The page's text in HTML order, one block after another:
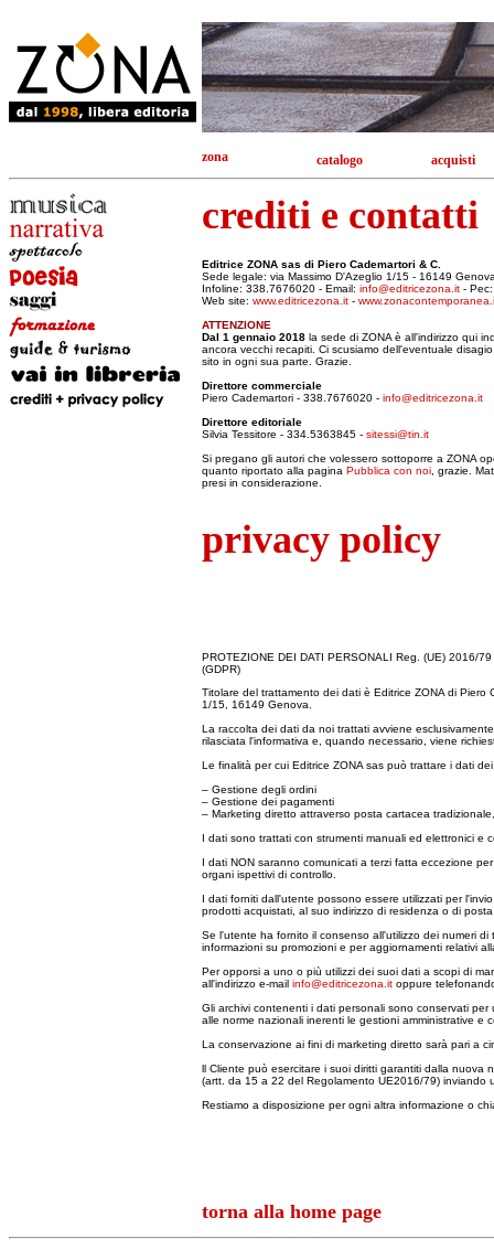
zona catalogo acquisti
crediti e contatti
Editrice ZONA sas di Piero Cademartori & C.
Sede legale: via Massimo D'Azeglio 1/15 - 16149
Infoline: 338.7676020 - Email: info@editricezona.it -
Web site: www.editricezona.it -
ATTENZIONE
Dal 1 gennaio 2018 la sede di ZONA è all'indirizzo qui
ancora vecchi recapiti. Ci scusiamo dell'eventuale
sito in ogni sua parte. Grazie.
Direttore commerciale
Piero Cademartori - 338.7676020 - info@editricezona.it
Direttore editoriale
Silvia Tessitore - 334.5363845 - sitessi@tin.it
Si pregano gli autori che volessero sottoporre a ZONA
quanto riportato alla pagina Pubblica con noi , grazie.
presi in considerazione.
privacy policy
PROTEZIONE DEI DATI PERSONALI Reg. (UE) 2016/79
(GDPR)
Titolare del trattamento dei dati è Editrice ZONA di
1/15, 16149 Genova.
La raccolta dei dati da noi trattati avviene
rilasciata l'informativa e, quando necessario, viene
Le finalità per cui Editrice ZONA sas può trattare i dati
– Gestione degli ordini
– Gestione dei pagamenti
– Marketing diretto attraverso posta cartacea
I dati sono trattati con strumenti manuali ed elettronici e
I dati NON saranno comunicati a terzi fatta eccezione
organi ispettivi di controllo.
I dati forniti dall'utente possono essere utilizzati per
prodotti acquistati, al suo indirizzo di residenza o di
Se l'utente ha fornito il consenso all'utilizzo dei numeri
informazioni su promozioni e per aggiornamenti relativi
Per opporsi a uno o più utilizzi dei suoi dati a scopi di
all'indirizzo e-mail info@editricezona.it oppure
Gli archivi contenenti i dati personali sono conservati
alle norme nazionali inerenti le gestioni amministrative e
La conservazione ai fini di marketing diretto sarà pari a
ll Cliente può esercitare i suoi diritti garantiti dalla nuova
(artt. da 15 a 22 del Regolamento UE2016/79) inviando
Restiamo a disposizione per ogni altra informazione o
torna alla home page